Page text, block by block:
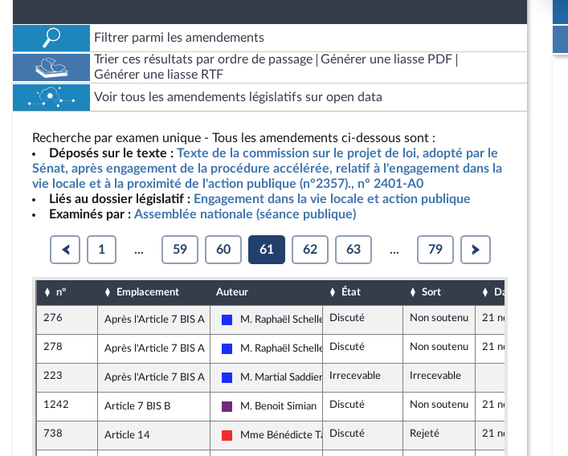
Filtrer parmi les amendements
Trier ces résultats par ordre de passage
Générer une liasse PDF
Générer une liasse RTF
Voir tous les amendements législatifs sur open data
Recherche par examen unique - Tous les amendements ci-dessous sont :
Déposés sur le texte : Texte de la commission sur le projet de loi, adopté par le
Sénat, après engagement de la procédure accélérée, relatif à l'engagement dans la
vie locale et à la proximité de l'action publique (n°2357)., n° 2401-A0
Liés au dossier législatif : Engagement dans la vie locale et action publique
Examinés par : Assemblée nationale (séance publique)
1 ... 59 60 61 62 63 ... 79
n° Emplacement Auteur État Sort Date d'examen
276 Après l'Article 7 BIS A
Les Républicains
M. Raphaël Schellenberger
Discuté Non soutenu 21 novembre 2019
278 Après l'Article 7 BIS A
Les Républicains
M. Raphaël Schellenberger
Discuté Non soutenu 21 novembre 2019
223 Après l'Article 7 BIS A
Les Républicains
M. Martial Saddier Irrecevable Irrecevable
1242 Article 7 BIS B
La République en Marche
M. Benoit Simian Discuté Non soutenu 21 novembre 2019
738 Article 14
La France insoumise
Mme Bénédicte TaurineDiscuté Rejeté 21 novembre 2019